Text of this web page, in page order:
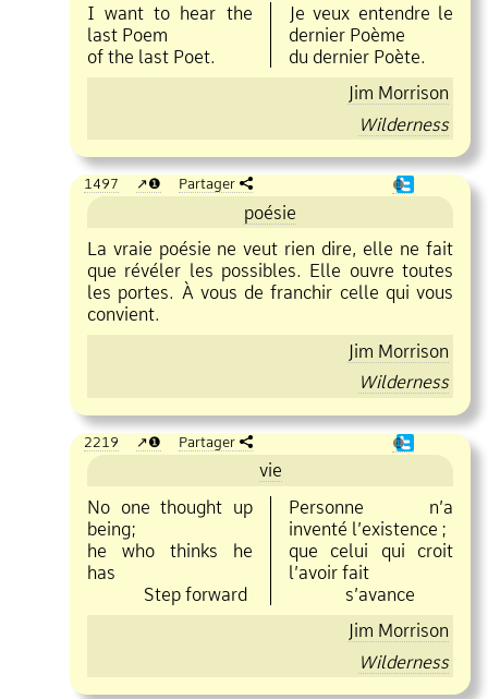
I want to hear the
last Poem
of the last Poet.
Je veux entendre le
dernier Poème
du dernier Poète.
Jim Morrison
Wilderness
1497 ❶ Partager ❶
poésie
La vraie poésie ne veut rien dire, elle ne fait
que révéler les possibles. Elle ouvre toutes
les portes. À vous de franchir celle qui vous
convient.
Jim Morrison
Wilderness
2219 ❶ Partager ❶
vie
No one thought up
being;
he who thinks he
has
Step forward
Personne n’a
inventé l’existence ;
que celui qui croit
l’avoir fait
s’avance
Jim Morrison
Wilderness